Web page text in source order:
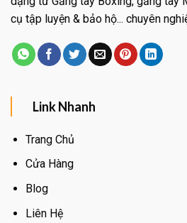
cụ tập luyện & bảo hộ... chuyên
Link Nhanh
Trang Chủ
Cửa Hàng
Blog
Liên Hệ